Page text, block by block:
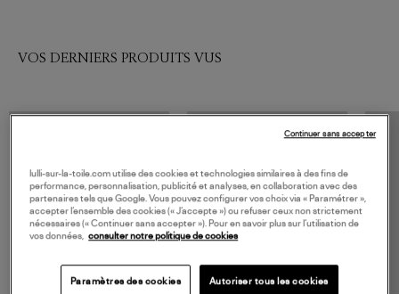
VOS DERNIERS PRODUITS VUS
lulli-sur-la-toile.com utilise des cookies et technologies similaires à des fins de
performance, personnalisation, publicité et analyses, en collaboration avec des
partenaires tels que Google. Vous pouvez configurer vos choix via « Paramétrer »,
accepter l’ensemble des cookies (« J’accepte ») ou refuser ceux non strictement
nécessaires (« Continuer sans accepter »). Pour en savoir plus sur l’utilisation de
vos données, consulter notre politique de cookies
Paramètres des cookies Autoriser tous les cookies
Continuer sans accepter